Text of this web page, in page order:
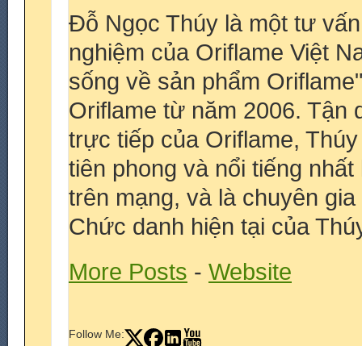
Đỗ Ngọc Thúy là một tư
nghiệm của Oriflame Việt
sống về sản phẩm
Oriflame từ năm 2006. Tận
trực tiếp của Oriflame,
tiên phong và nổi tiếng
trên mạng, và là chuyên
Chức danh hiện tại của
More Posts - Website
Follow Me: